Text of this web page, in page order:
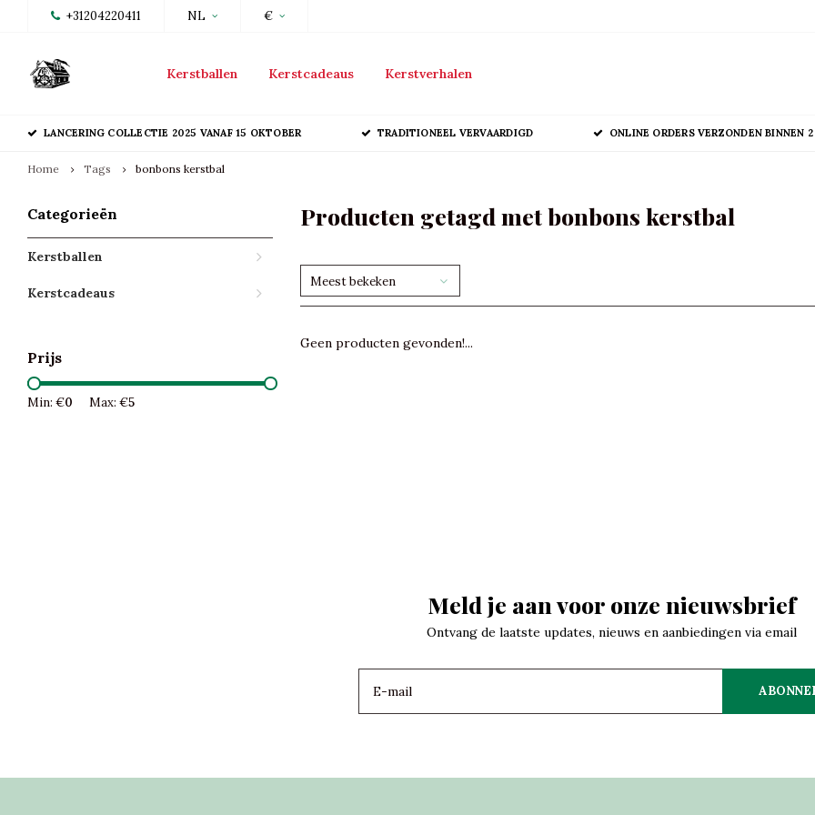
+31204220411 NL €
Kerstballen Kerstcadeaus Kerstverhalen
LANCERING COLLECTIE 2025 VANAF 15 OKTOBER TRADITIONEEL VERVAARDIGD ONLINE ORDERS VERZONDEN BINNEN
Home Tags bonbons kerstbal
Categorieën
Kerstballen
Kerstcadeaus
Prijs
Min: €0 Max: €5
Producten getagd met bonbons kerstbal
Meest bekeken
Geen producten gevonden!...
Meld je aan voor onze nieuwsbrief
Ontvang de laatste updates, nieuws en aanbiedingen via email